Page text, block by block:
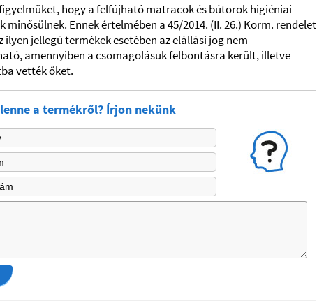
hogy a felfújható matracok és bútorok higiéniai
minősülnek. Ennek értelmében a 45/2014. (II. 26.) Korm. rendelet
ilyen jellegű termékek esetében az elállási jog nem
amennyiben a csomagolásuk felbontásra került, illetve
vették őket.
a termékről? Írjon nekünk